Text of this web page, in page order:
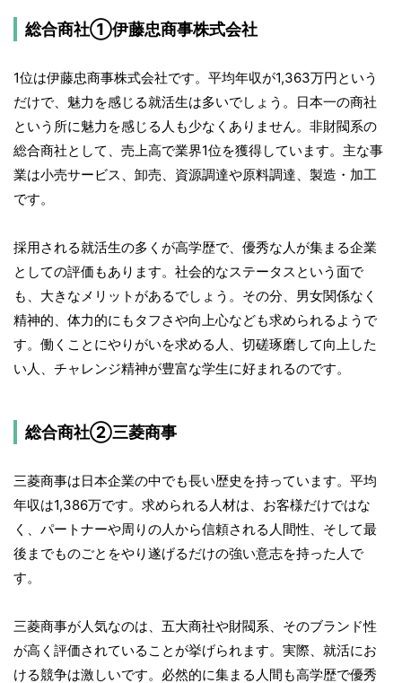
総合商社①伊藤忠商事株式会社
1位は伊藤忠商事株式会社です。平均年収が1,363万円という
だけで、魅力を感じる就活生は多いでしょう。日本一の商社
という所に魅力を感じる人も少なくありません。非財閥系の
総合商社として、売上高で業界1位を獲得しています。主な事
業は小売サービス、卸売、資源調達や原料調達、製造・加工
です。
採用される就活生の多くが高学歴で、優秀な人が集まる企業
としての評価もあります。社会的なステータスという面で
も、大きなメリットがあるでしょう。その分、男女関係なく
精神的、体力的にもタフさや向上心なども求められるようで
す。働くことにやりがいを求める人、切磋琢磨して向上した
い人、チャレンジ精神が豊富な学生に好まれるのです。
総合商社②三菱商事
三菱商事は日本企業の中でも長い歴史を持っています。平均
年収は1,386万です。求められる人材は、お客様だけではな
く、パートナーや周りの人から信頼される人間性、そして最
後までものごとをやり遂げるだけの強い意志を持った人で
す。
三菱商事が人気なのは、五大商社や財閥系、そのブランド性
が高く評価されていることが挙げられます。実際、就活にお
ける競争は激しいです。必然的に集まる人間も高学歴で優秀